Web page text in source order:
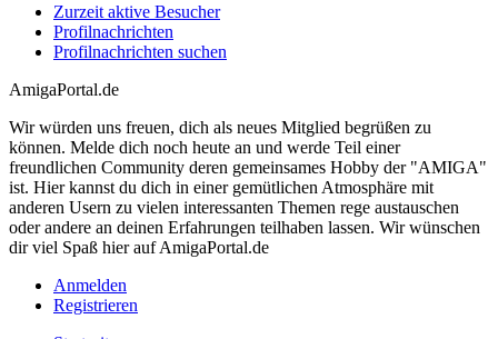
Zurzeit aktive Besucher
Profilnachrichten
Profilnachrichten suchen
AmigaPortal.de
Wir würden uns freuen, dich als neues Mitglied begrüßen zu
können. Melde dich noch heute an und werde Teil einer
freundlichen Community deren gemeinsames Hobby der "AMIGA"
ist. Hier kannst du dich in einer gemütlichen Atmosphäre mit
anderen Usern zu vielen interessanten Themen rege austauschen
oder andere an deinen Erfahrungen teilhaben lassen. Wir wünschen
dir viel Spaß hier auf AmigaPortal.de
Anmelden
Registrieren